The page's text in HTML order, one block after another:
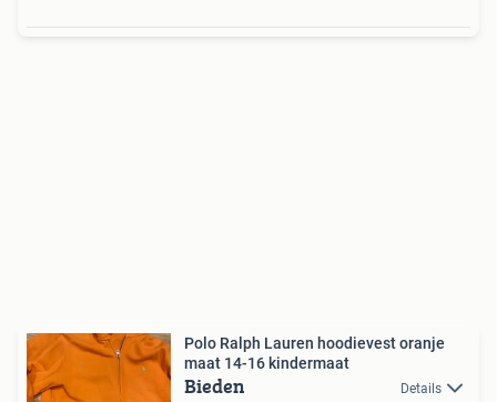
Polo Ralph Lauren hoodievest oranje
maat 14-16 kindermaat
Bieden Details